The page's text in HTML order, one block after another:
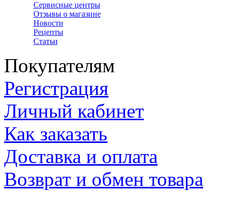
Сервисные центры
Отзывы о магазине
Новости
Рецепты
Статьи
Покупателям
Регистрация
Личный кабинет
Как заказать
Доставка и оплата
Возврат и обмен товара